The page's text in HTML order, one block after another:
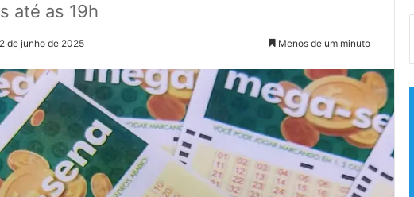
até as 19h
de junho de 2025 Menos de um minuto